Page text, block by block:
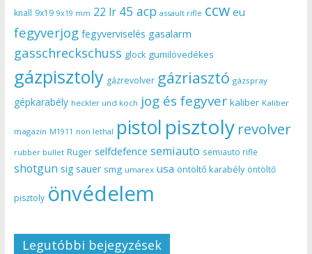
knall 9x19 9x19 mm 22 lr 45 acp assault rifle ccw eu
fegyverjog fegyverviselés gasalarm
gasschreckschuss glock gumilövedékes
gázpisztoly gázrevolver gázriasztó gázspray
gépkarabély heckler und koch jog és fegyver kaliber Kaliber
magazin M1911 non lethal pistol pisztoly revolver
rubber bullet Ruger selfdefence semiauto semiauto rifle
shotgun sig sauer smg umarex usa öntöltő karabély öntöltő
pisztoly önvédelem
Legutóbbi bejegyzések